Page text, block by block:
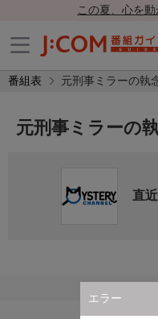
この夏、心を
番組表 元刑事ミラーの執
エラー
元刑事ミラーの
直